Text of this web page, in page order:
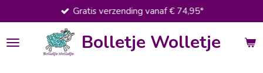
direct
naar
de
Bolletje Wolletje
Gratis verzending vanaf € 74,95*